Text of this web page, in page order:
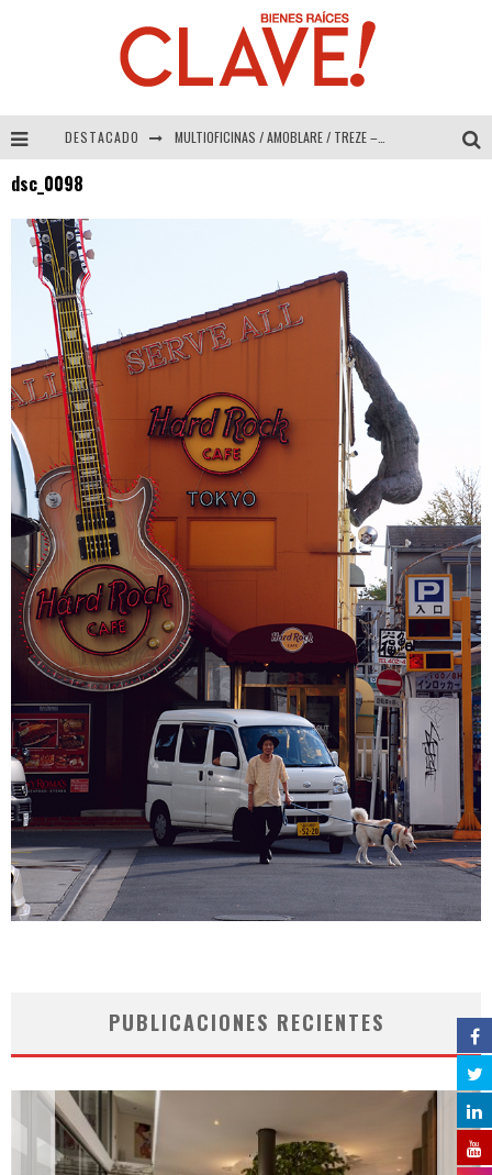
DESTACADO MULTIOFICINAS / AMOBLARE / TREZE – Especial Interiorismo & Decoración 2026
dsc_0098
PUBLICACIONES RECIENTES